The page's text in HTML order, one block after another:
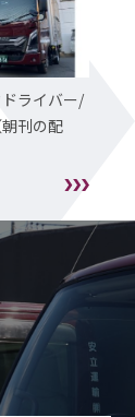
ライバー/
刊の配